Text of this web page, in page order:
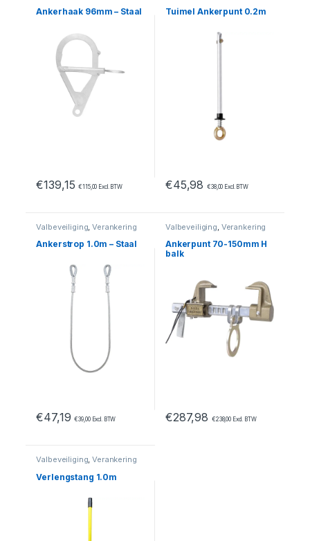
Ankerhaak 96mm – Staal
€139,15 €115,00 Excl. BTW
Tuimel Ankerpunt 0.2m
€45,98 €38,00 Excl. BTW
Valbeveiliging,Verankering
Ankerstrop 1.0m – Staal
€47,19 €39,00Excl. BTW
Valbeveiliging, Verankering
Ankerpunt 70-150mm H
balk
€287,98 €238,00Excl. BTW
Valbeveiliging,Verankering
Verlengstang 1.0m